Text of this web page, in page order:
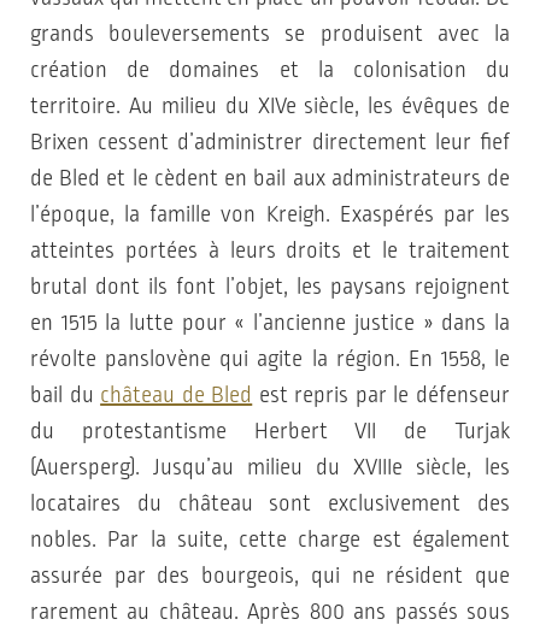
grands bouleversements se produisent avec la
création de domaines et la colonisation du
territoire. Au milieu du XIVe siècle, les évêques de
Brixen cessent d’administrer directement leur fief
de Bled et le cèdent en bail aux administrateurs de
l’époque, la famille von Kreigh. Exaspérés par les
atteintes portées à leurs droits et le traitement
brutal dont ils font l’objet, les paysans rejoignent
en 1515 la lutte pour « l’ancienne justice » dans la
révolte panslovène qui agite la région. En 1558, le
bail du château de Bled est repris par le défenseur
du protestantisme Herbert VII de Turjak
(Auersperg). Jusqu’au milieu du XVIIIe siècle, les
locataires du château sont exclusivement des
nobles. Par la suite, cette charge est également
assurée par des bourgeois, qui ne résident que
rarement au château. Après 800 ans passés sous